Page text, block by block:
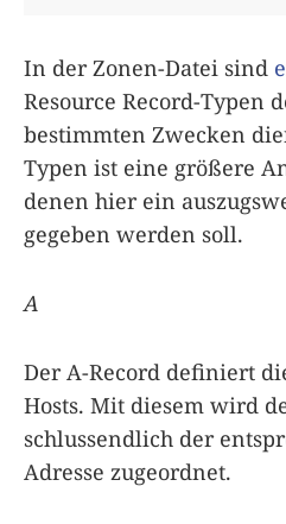
In der Zonen-Datei sind
Resource Record-Typen
bestimmten Zwecken
Typen ist eine größere
denen hier ein
gegeben werden soll.
A
Der A-Record definiert
Hosts. Mit diesem wird
schlussendlich der
Adresse zugeordnet.